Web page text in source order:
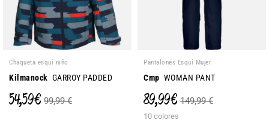
Chaqueta esquí niño
Kilmanock GARROY PADDED
54,59 € 99,99 €
Pantalones Esquí Mujer
Cmp WOMAN PANT
89,99 € 149,99 €
10 colores